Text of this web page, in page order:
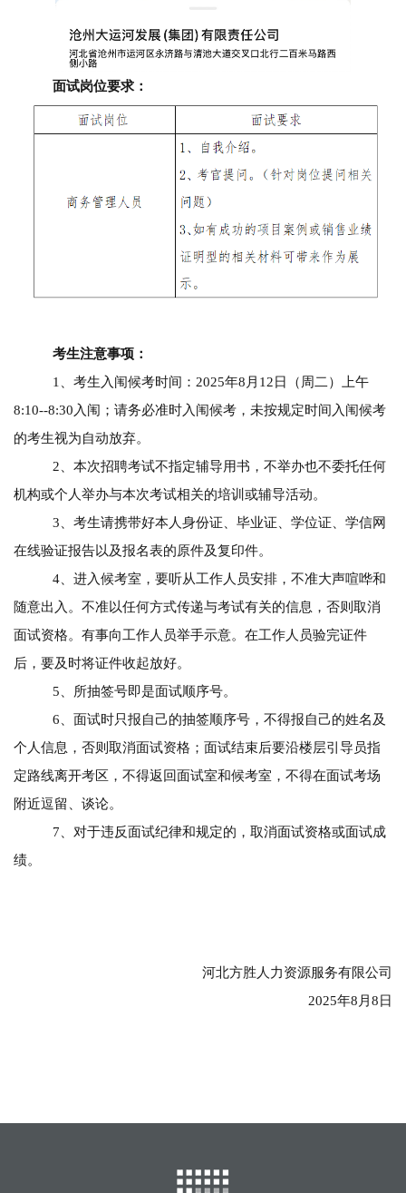
面试岗位要求：
考生注意事项：
1、考生入闱候考时间：2025年8月12日（周二）上午
8:10--8:30入闱；请务必准时入闱候考，未按规定时间入闱候考
的考生视为自动放弃。
2、本次招聘考试不指定辅导用书，不举办也不委托任何
机构或个人举办与本次考试相关的培训或辅导活动。
3、考生请携带好本人身份证、毕业证、学位证、学信网
在线验证报告以及报名表的原件及复印件。
4、进入候考室，要听从工作人员安排，不准大声喧哗和
随意出入。不准以任何方式传递与考试有关的信息，否则取消
面试资格。有事向工作人员举手示意。在工作人员验完证件
后，要及时将证件收起放好。
5、所抽签号即是面试顺序号。
6、面试时只报自己的抽签顺序号，不得报自己的姓名及
个人信息，否则取消面试资格；面试结束后要沿楼层引导员指
定路线离开考区，不得返回面试室和候考室，不得在面试考场
附近逗留、谈论。
7、对于违反面试纪律和规定的，取消面试资格或面试成
绩。
河北方胜人力资源服务有限公司
2025年8月8日